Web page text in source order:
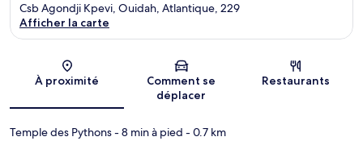
Carte
Csb Agondji Kpevi, Ouidah, Atlantique, 229
Afficher la carte
À proximité
Comment se
déplacer
Restaurants
Temple des Pythons- 8 min à pied - 0.7 km